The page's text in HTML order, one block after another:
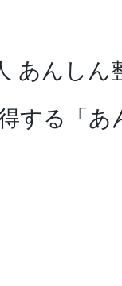
あんしん
する「あ